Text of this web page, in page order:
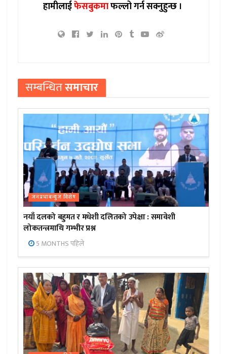
हामीलाईफेसबुकमाफल्लो गर्न सक्नुहुन्छ ।
सम्बन्धितसमाचार
जनप्रभाबन्युज विशेष
नयाँ दलको बहुमत र मधेशी दलितको उपेक्षा : समावेशी
लोकतन्त्रमाथि गम्भीर प्रश्न
5 MONTHS पहिले